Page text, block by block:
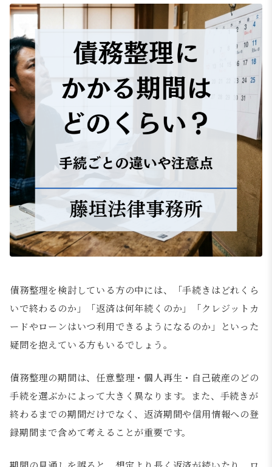
債務整理を検討している方の中には、「手続きはどれくら
いで終わるのか」「返済は何年続くのか」「クレジットカ
ードやローンはいつ利用できるようになるのか」といった
疑問を抱えている方もいるでしょう。
債務整理の期間は、任意整理・個人再生・自己破産のどの
手続を選ぶかによって大きく異なります。また、手続きが
終わるまでの期間だけでなく、返済期間や信用情報への登
録期間まで含めて考えることが重要です。